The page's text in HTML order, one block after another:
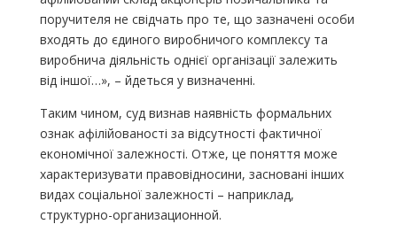
поручителя не свідчать про те, що зазначені особи
входять до єдиного виробничого комплексу та
виробнича діяльність однієї організації залежить
від іншої…», – йдеться у визначенні.
Таким чином, суд визнав наявність формальних
ознак афілійованості за відсутності фактичної
економічної залежності. Отже, це поняття може
характеризувати правовідносини, засновані інших
видах соціальної залежності – наприклад,
структурно-организационной.